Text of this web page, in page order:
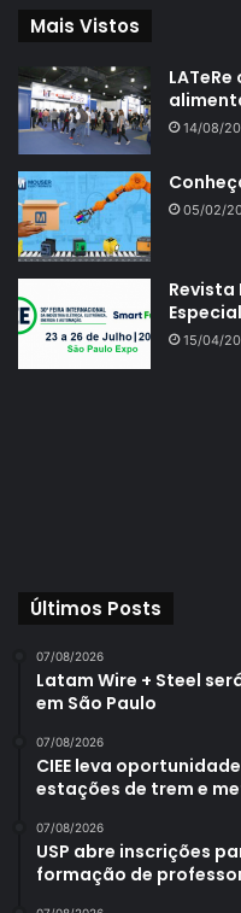
Mais Vistos
14/08/
05/02/
15/04/
Últimos Posts
07/08/2026
Latam Wire + Steel
em São Paulo
07/08/2026
CIEE leva
estações de trem e
07/08/2026
USP abre inscrições
formação de